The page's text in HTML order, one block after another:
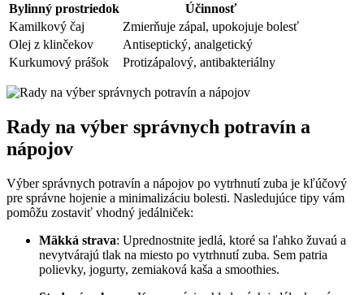
Bylinný prostriedok
Účinnosť
Kamilkový čaj
Zmierňuje zápal, upokojuje bolesť
Olej z klinčekov
Antiseptický, analgetický
Kurkumový prášok
Protizápalový, antibakteriálny
Rady na výber správnych potravín a
nápojov
Výber správnych potravín a nápojov po vytrhnutí zuba je kľúčový
pre správne hojenie a minimalizáciu bolesti. Nasledujúce tipy vám
pomôžu zostaviť vhodný jedálniček:
Mäkká strava: Uprednostnite jedlá, ktoré sa ľahko žuvaú a
nevytvárajú tlak na miesto po vytrhnutí zuba. Sem patria
polievky, jogurty, zemiaková kaša a smoothies.